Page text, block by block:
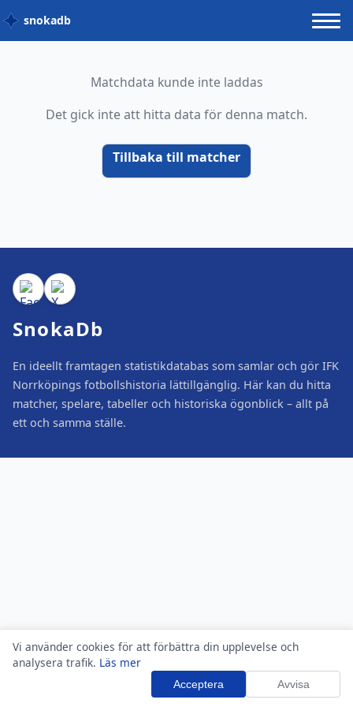
Vi använder cookies för att förbättra din upplevelse och
analysera trafik. Läs mer
Acceptera Avvisa
snokadb
Matchdata kunde inte laddas
Det gick inte att hitta data för denna match.
Tillbaka till matcher
SnokaDb
En ideellt framtagen statistikdatabas som samlar och gör IFK
Norrköpings fotbollshistoria lättillgänglig. Här kan du hitta
matcher, spelare, tabeller och historiska ögonblick – allt på
ett och samma ställe.